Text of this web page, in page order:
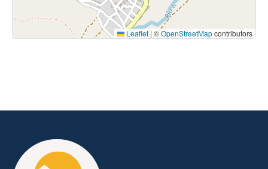
Leaflet | ©OpenStreetMapcontributors